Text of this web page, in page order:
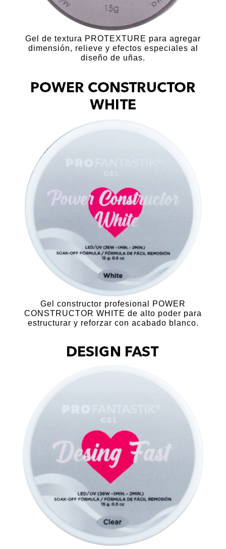
Gel de textura PROTEXTURE para agregar
dimensión, relieve y efectos especiales al
diseño de uñas.
Gel constructor profesional POWER
CONSTRUCTOR WHITE de alto poder para
estructurar y reforzar con acabado blanco.